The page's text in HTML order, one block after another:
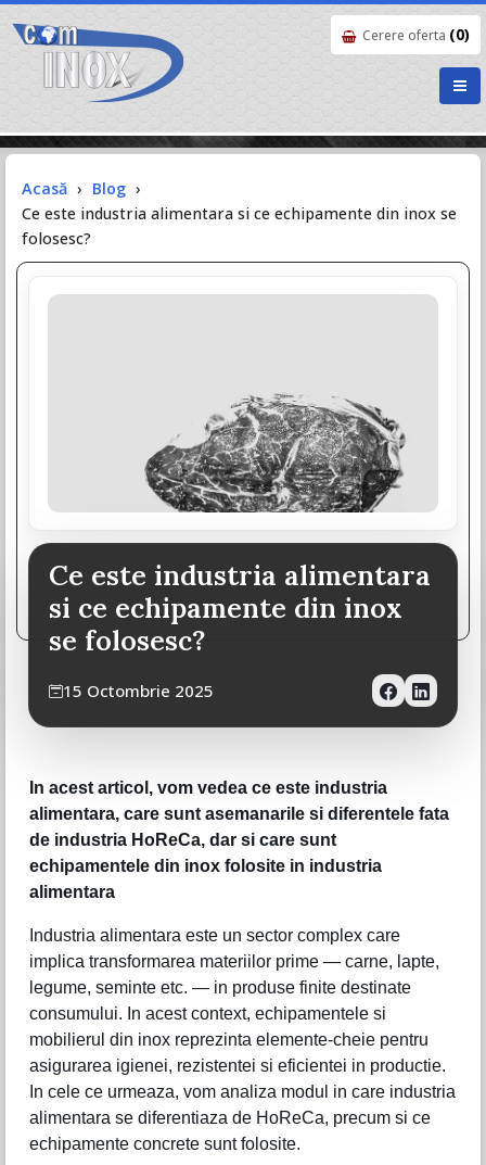
Cerere oferta (0)
Acasă › Blog ›
Ce este industria alimentara si ce echipamente din inox se
folosesc?
Ce este industria alimentara
si ce echipamente din inox
se folosesc?
15 Octombrie 2025
In acest articol, vom vedea ce este industria
alimentara, care sunt asemanarile si diferentele fata
de industria HoReCa, dar si care sunt
echipamentele din inox folosite in industria
alimentara
Industria alimentara este un sector complex care
implica transformarea materiilor prime — carne, lapte,
legume, seminte etc. — in produse finite destinate
consumului. In acest context, echipamentele si
mobilierul din inox reprezinta elemente-cheie pentru
asigurarea igienei, rezistentei si eficientei in productie.
In cele ce urmeaza, vom analiza modul in care industria
alimentara se diferentiaza de HoReCa, precum si ce
echipamente concrete sunt folosite.